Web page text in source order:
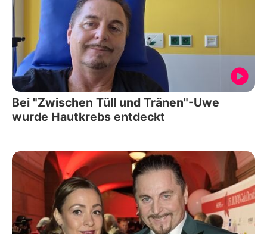
Bei "Zwischen Tüll und Tränen"-Uwe
wurde Hautkrebs entdeckt